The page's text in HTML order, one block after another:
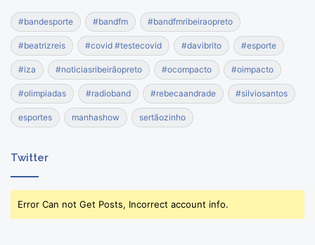
#bandesporte #bandfm #bandfmribeiraopreto
#beatrizreis #covid #testecovid #davibrito #esporte
#iza #noticiasribeirãopreto #ocompacto #oimpacto
#olimpiadas #radioband #rebecaandrade #silviosantos
esportes manhashow sertãozinho
Twitter
Error Can not Get Posts, Incorrect account info.